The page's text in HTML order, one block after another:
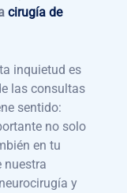
cirugía de
inquietud es
las consultas
sentido:
no solo
en tu
nuestra
y